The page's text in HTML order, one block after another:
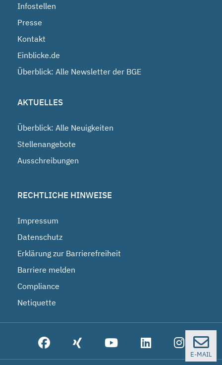
Infostellen
Presse
Kontakt
Einblicke.de
Überblick: Alle Newsletter der BGE
AKTUELLES
Überblick: Alle Neuigkeiten
Stellenangebote
Ausschreibungen
RECHTLICHE HINWEISE
Impressum
Datenschutz
Erklärung zur Barrierefreiheit
Barriere melden
Compliance
Netiquette
E-MAIL